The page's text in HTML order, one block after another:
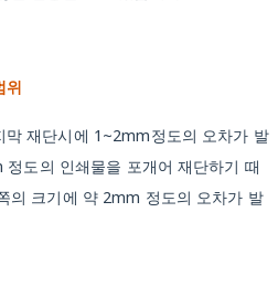
위
막 재단시에 1~2mm정도의 오차가 발
도의 인쇄물을 포개어 재단하기 때
의 크기에 약 2mm 정도의 오차가 발